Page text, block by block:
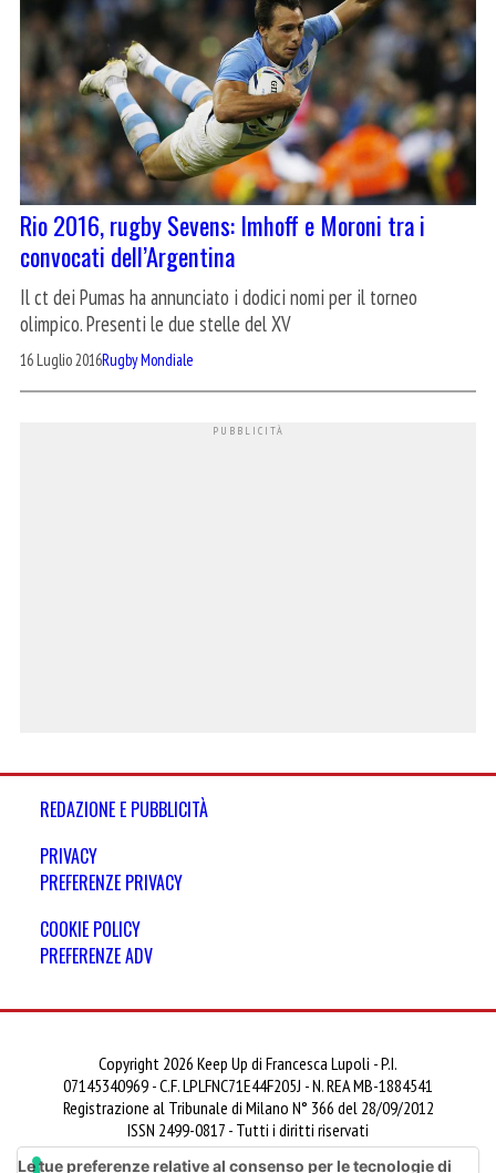
Rio 2016, rugby Sevens: Imhoff e Moroni tra i
convocati dell’Argentina
Il ct dei Pumas ha annunciato i dodici nomi per il torneo
olimpico. Presenti le due stelle del XV
16 Luglio 2016Rugby Mondiale
REDAZIONE E PUBBLICITÀ
PRIVACY
PREFERENZE PRIVACY
COOKIE POLICY
PREFERENZE ADV
Copyright 2026 Keep Up di Francesca Lupoli - P.I.
07145340969 - C.F. LPLFNC71E44F205J - N. REA MB-1884541
Registrazione al Tribunale di Milano N° 366 del 28/09/2012
ISSN 2499-0817 - Tutti i diritti riservati
Le tue preferenze relative al consenso per le tecnologie di